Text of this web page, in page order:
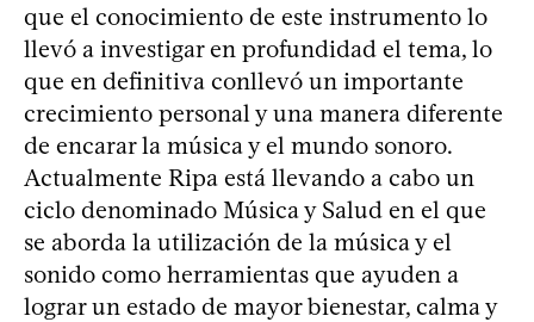
que el conocimiento de este instrumento lo
llevó a investigar en profundidad el tema, lo
que en definitiva conllevó un importante
crecimiento personal y una manera diferente
de encarar la música y el mundo sonoro.
Actualmente Ripa está llevando a cabo un
ciclo denominado Música y Salud en el que
se aborda la utilización de la música y el
sonido como herramientas que ayuden a
lograr un estado de mayor bienestar, calma y